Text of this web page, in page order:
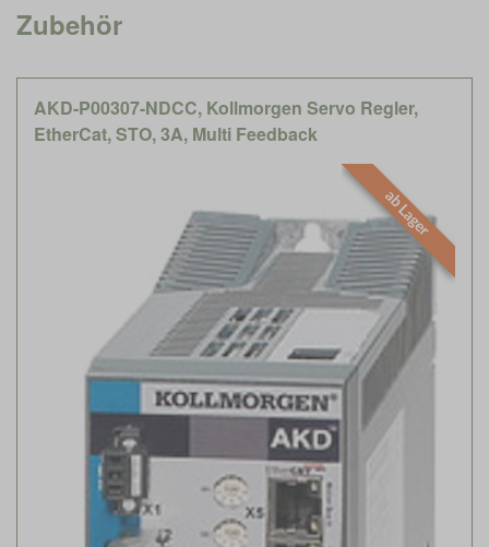
Zubehör
AKD-P00307-NDCC, Kollmorgen Servo Regler,
EtherCat, STO, 3A, Multi Feedback
ab Lager